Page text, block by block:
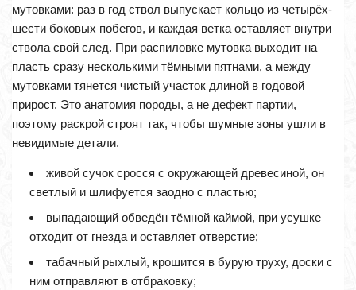
мутовками: раз в год ствол выпускает кольцо из четырёх-
шести боковых побегов, и каждая ветка оставляет внутри
ствола свой след. При распиловке мутовка выходит на
пласть сразу несколькими тёмными пятнами, а между
мутовками тянется чистый участок длиной в годовой
прирост. Это анатомия породы, а не дефект партии,
поэтому раскрой строят так, чтобы шумные зоны ушли в
невидимые детали.
живой сучок сросся с окружающей древесиной, он
светлый и шлифуется заодно с пластью;
выпадающий обведён тёмной каймой, при усушке
отходит от гнезда и оставляет отверстие;
табачный рыхлый, крошится в бурую труху, доски с
ним отправляют в отбраковку;